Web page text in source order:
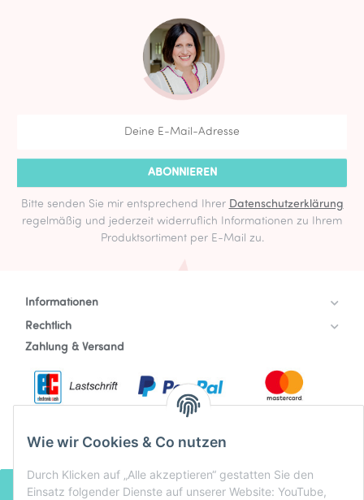
Wie wir Cookies & Co nutzen
Durch Klicken auf „Alle akzeptieren“ gestatten Sie den
Einsatz folgender Dienste auf unserer Website: YouTube,
ABONNIEREN
Bitte senden Sie mir entsprechend Ihrer Datenschutzerklärung
regelmäßig und jederzeit widerruflich Informationen zu Ihrem
Produktsortiment per E-Mail zu.
Informationen
Rechtlich
Zahlung & Versand
VERTRAG WIDERRUFEN